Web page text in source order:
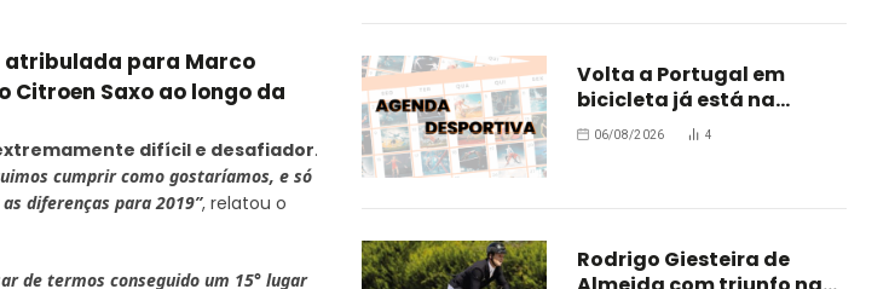
atribulada para Marco
Citroen Saxo ao longo da
difícil e desafiador.
cumprir como gostaríamos, e só
diferenças para 2019”, relatou o
de termos conseguido um 15° lugar
Volta a Portugal em
bicicleta já está na
estrada
06/08/2026 4
Rodrigo Giesteira de